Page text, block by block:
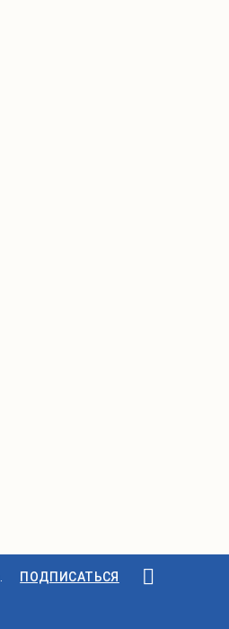
ПОДПИСАТЬСЯ